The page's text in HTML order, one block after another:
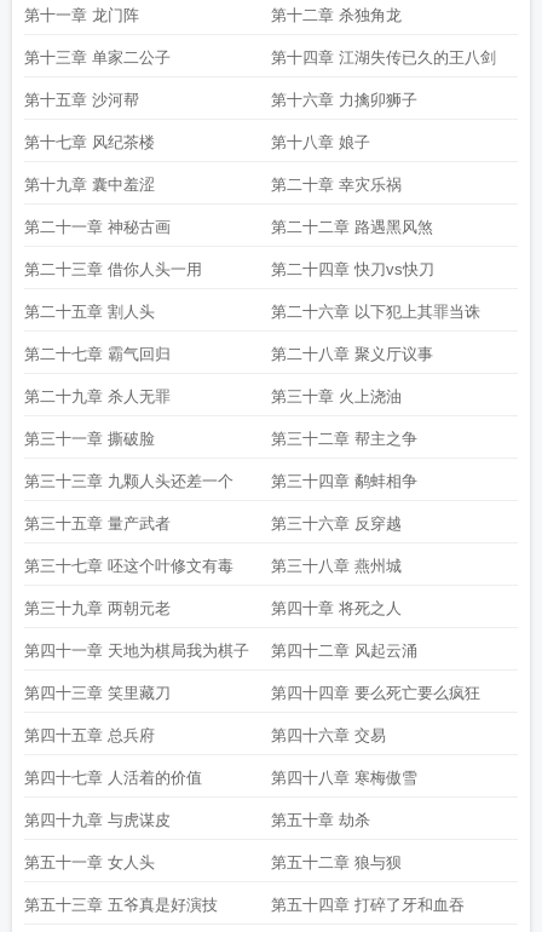
第十一章 龙门阵 第十二章 杀独角龙
第十三章 单家二公子 第十四章 江湖失传已久的王八剑
第十五章 沙河帮 第十六章 力擒卯狮子
第十七章 风纪茶楼 第十八章 娘子
第十九章 囊中羞涩 第二十章 幸灾乐祸
第二十一章 神秘古画 第二十二章 路遇黑风煞
第二十三章 借你人头一用 第二十四章 快刀vs快刀
第二十五章 割人头 第二十六章 以下犯上其罪当诛
第二十七章 霸气回归 第二十八章 聚义厅议事
第二十九章 杀人无罪 第三十章 火上浇油
第三十一章 撕破脸 第三十二章 帮主之争
第三十三章 九颗人头还差一个 第三十四章 鹬蚌相争
第三十五章 量产武者 第三十六章 反穿越
第三十七章 呸这个叶修文有毒 第三十八章 燕州城
第三十九章 两朝元老 第四十章 将死之人
第四十一章 天地为棋局我为棋子 第四十二章 风起云涌
第四十三章 笑里藏刀 第四十四章 要么死亡要么疯狂
第四十五章 总兵府 第四十六章 交易
第四十七章 人活着的价值 第四十八章 寒梅傲雪
第四十九章 与虎谋皮 第五十章 劫杀
第五十一章 女人头 第五十二章 狼与狈
第五十三章 五爷真是好演技 第五十四章 打碎了牙和血吞